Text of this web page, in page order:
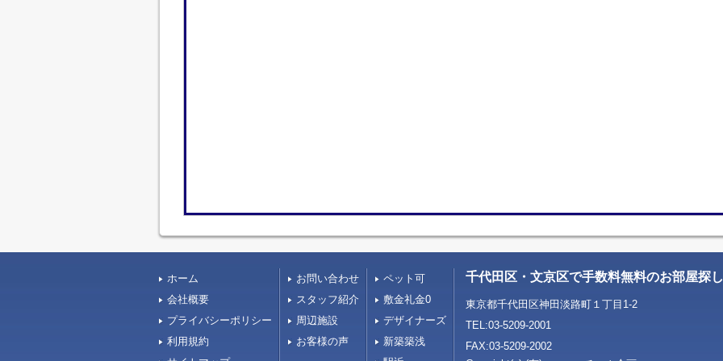
ホーム
会社概要
プライバシーポリシー
利用規約
お問い合わせ
スタッフ紹介
周辺施設
お客様の声
ペット可
敷金礼金0
デザイナーズ
新築築浅
千代田区・文京区で手数料無料のお部屋探
東京都千代田区神田淡路町１丁目1-2
TEL:03-5209-2001
FAX:03-5209-2002